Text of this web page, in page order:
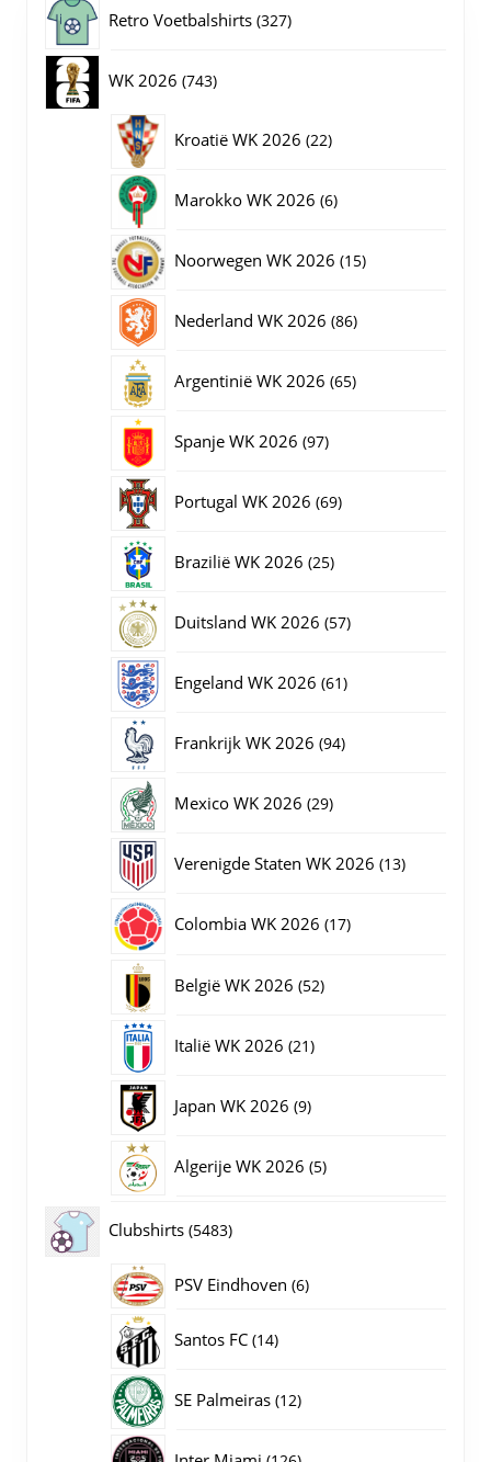
Retro Voetbalshirts 327327
WK 2026 743743
Kroatië WK 2026 2222
Marokko WK 2026 66
Noorwegen WK 2026 1515
Nederland WK 2026 8686
Argentinië WK 2026 6565
Spanje WK 2026 9797
Portugal WK 2026 6969
Brazilië WK 2026 2525
Duitsland WK 2026 5757
Engeland WK 2026 6161
Frankrijk WK 2026 9494
Mexico WK 2026 2929
Verenigde Staten WK 2026 1313
Colombia WK 2026 1717
België WK 2026 5252
Italië WK 2026 2121
Japan WK 2026 99
Algerije WK 2026 55
Clubshirts 54835483
producten
PSV Eindhoven 66
Santos FC 1414
SE Palmeiras 1212
126